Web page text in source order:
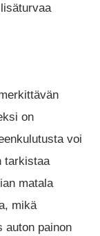
on
voi
tarkistaa
matala
mikä
auton painon